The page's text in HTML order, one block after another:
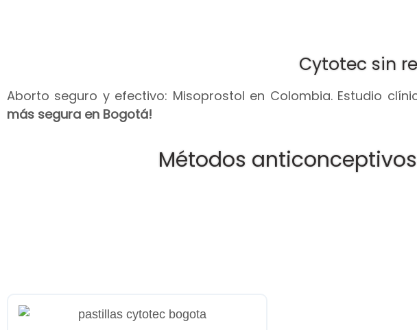
Cytotec sin
Aborto seguro y efectivo: Misoprostol en Colombia. Estudio
más segura en Bogotá!
Métodos